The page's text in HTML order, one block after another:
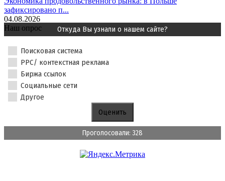
зафиксировано п...
04.08.2026
Наш опрос
Откуда Вы узнали о нашем сайте?
Поисковая система
PPC/ контекстная реклама
Биржа ссылок
Социальные сети
Другое
Проголосовали: 328